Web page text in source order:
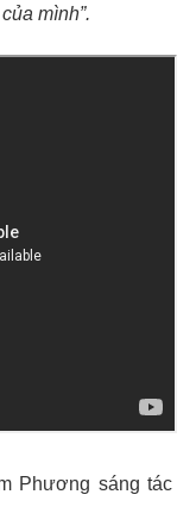
mình”.
Phương sáng tác